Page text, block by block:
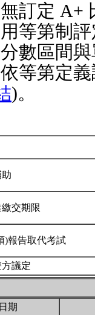
訂定 A+
等第制
數區間
等第定
)。
助
交期限
)報告取代考試
議定
日期